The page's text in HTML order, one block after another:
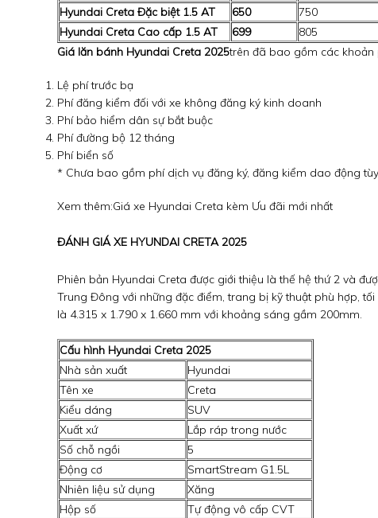
Hyundai Creta Đặc biệt 1.5 AT
650 750
Hyundai Creta Cao cấp 1.5 AT
699 805
Giá lăn bánh Hyundai Creta 2025trên đã bao gồm các khoản
Lệ phí trước bạ
Phí đăng kiểm đối với xe không đăng ký kinh doanh
Phí bảo hiểm dân sự bắt buộc
Phí đường bộ 12 tháng
Phí biển số
* Chưa bao gồm phí dịch vụ đăng ký, đăng kiểm dao động
Xem thêm:Giá xe Hyundai Creta kèm Ưu đãi mới nhất
ĐÁNH GIÁ XE HYUNDAI CRETA 2025
Phiên bản Hyundai Creta được giới thiệu là thế hệ thứ 2 và
Trung Đông với những đặc điểm, trang bị kỹ thuật phù hợp,
là 4.315 x 1.790 x 1.660 mm với khoảng sáng gầm 200mm.
Cấu hình Hyundai Creta 2025
Nhà sản xuất
Hyundai
Tên xe
Creta
Kiểu dáng
SUV
Xuất xứ
Lắp ráp trong nước
Số chỗ ngồi
5
Động cơ
SmartStream G1.5L
Nhiên liệu sử dụng
Xăng
Hộp số
Tự động vô cấp CVT